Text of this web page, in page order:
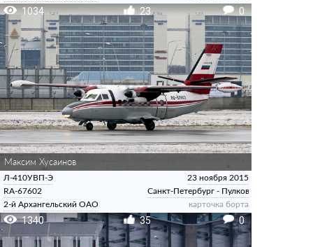
1034 23 0
Максим Хусаинов
Л-410УВП-Э
RA-67602
2-й Архангельский ОАО
23 ноября 2015
Санкт-Петербург - Пулково
карточка борта
1340 35 0